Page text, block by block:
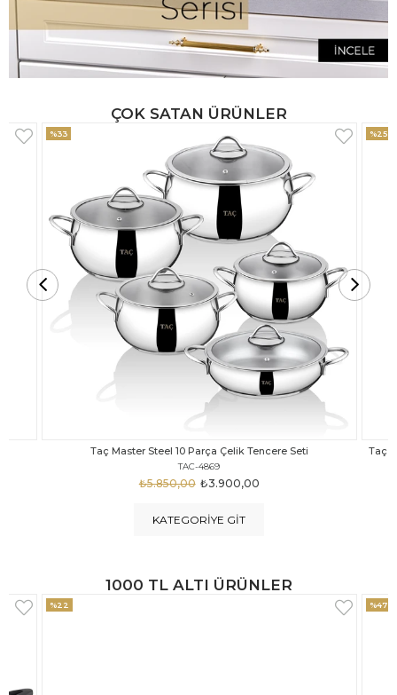
ÇOK SATAN ÜRÜNLER
Taç Carabella Döküm Cam Kapak 7 Parça Tencere Seti Siyah
TAC-3817
₺3.250,00
₺4.350,00
%25 %33
KATEGORIYE GIT
1000 TL ALTI ÜRÜNLER
%47 %18